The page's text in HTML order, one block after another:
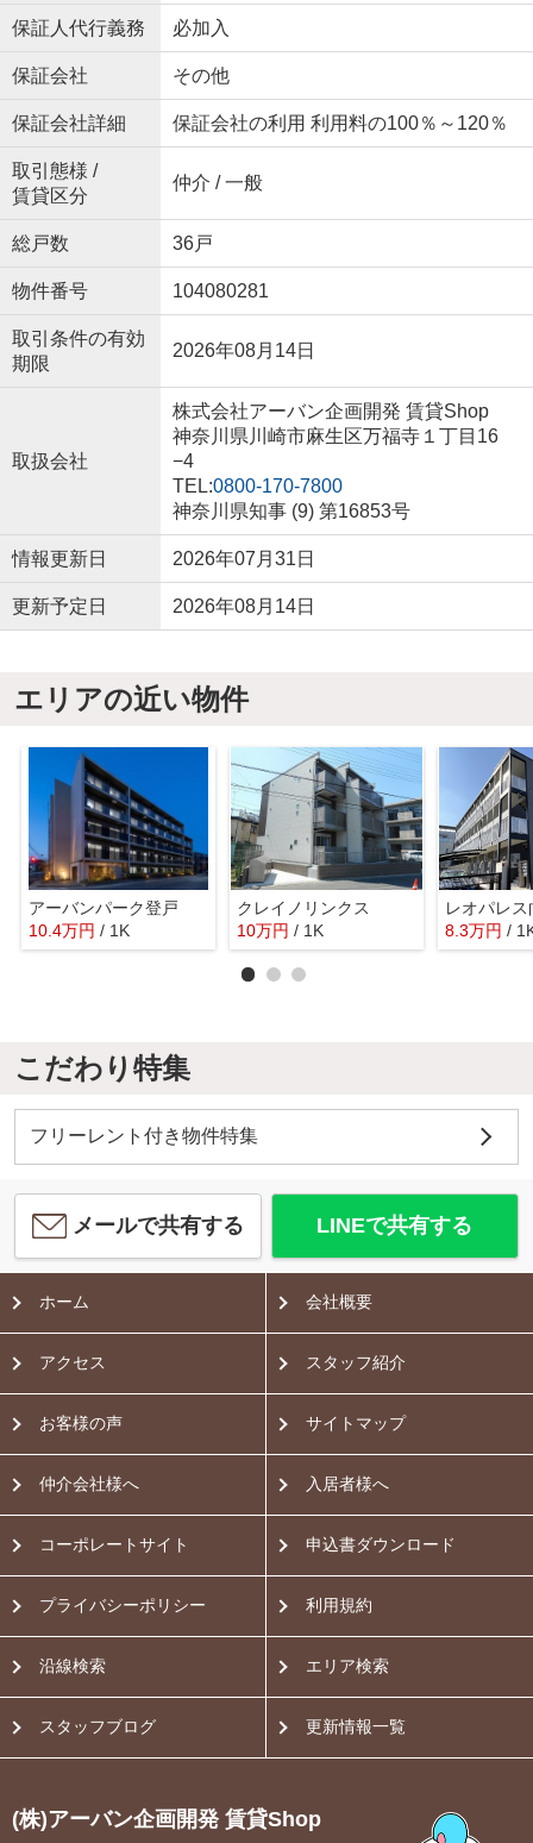
保証人代行義務 必加入
保証会社 その他
保証会社詳細 保証会社の利用 利用料の100％～120％
取引態様 /
賃貸区分
仲介 / 一般
総戸数 36戸
物件番号 104080281
取引条件の有効
期限
2026年08月14日
取扱会社
株式会社アーバン企画開発 賃貸Shop
神奈川県川崎市麻生区万福寺１丁目16
−4
TEL:0800-170-7800
神奈川県知事 (9) 第16853号
情報更新日 2026年07月31日
更新予定日 2026年08月14日
エリアの近い物件
アーバンパーク登戸
10.4万円 / 1K
クレイノリンクス
10万円 / 1K
レオパレス
8.3万円 /
こだわり特集
フリーレント付き物件特集
メールで共有する LINEで共有する
ホーム 会社概要
アクセス スタッフ紹介
お客様の声 サイトマップ
仲介会社様へ 入居者様へ
コーポレートサイト 申込書ダウンロード
プライバシーポリシー 利用規約
沿線検索 エリア検索
スタッフブログ 更新情報一覧
(株)アーバン企画開発 賃貸Shop